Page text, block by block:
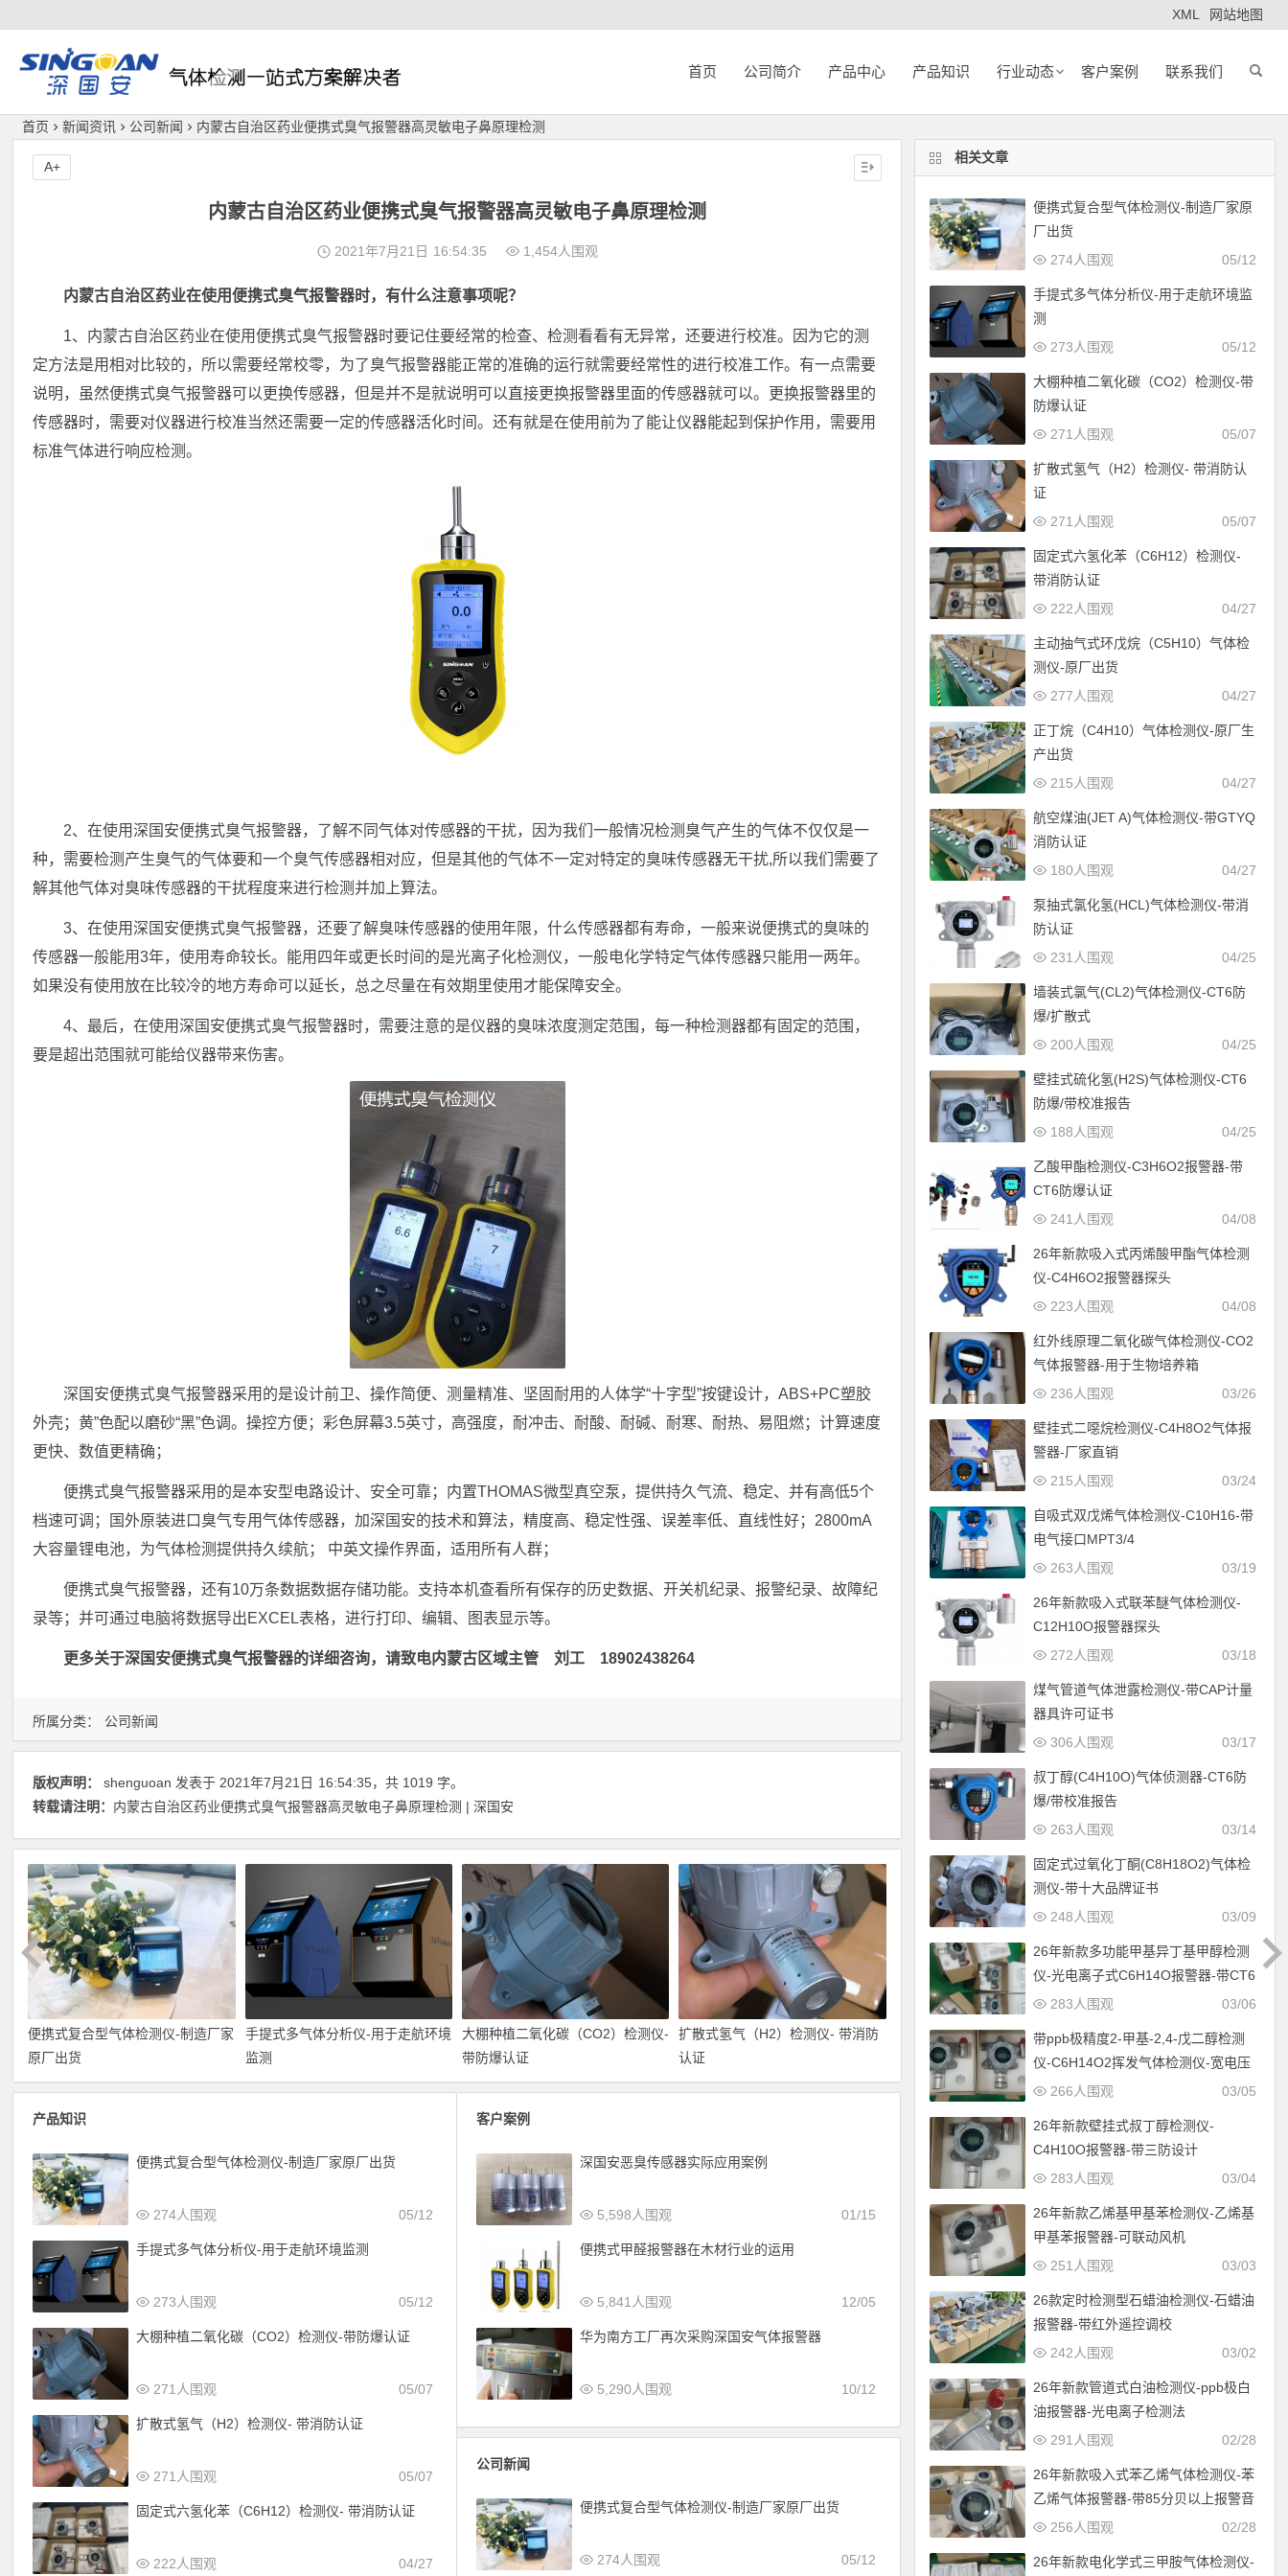
XML 网站地图
深国安
首页 公司简介 产品中心 产品知识 行业动态 客户案例 联系我们
首页 新闻资讯 公司新闻 内蒙古自治区药业便携式臭气报警器高灵敏电子鼻原理检测
内蒙古自治区药业便携式臭气报警器高灵敏电子鼻原理检测
2021年7月21日 16:54:35 1,454人围观
内蒙古自治区药业在使用便携式臭气报警器时，有什么注意事项呢？
1、内蒙古自治区药业在使用便携式臭气报警器时要记住要经常的检查、检测看看有无异常，还要进行校准。因为它的测
定方法是用相对比较的，所以需要经常校零，为了臭气报警器能正常的准确的运行就需要经常性的进行校准工作。有一点需要
说明，虽然便携式臭气报警器可以更换传感器，但是并不是就说明可以直接更换报警器里面的传感器就可以。更换报警器里的
传感器时，需要对仪器进行校准当然还需要一定的传感器活化时间。还有就是在使用前为了能让仪器能起到保护作用，需要用
标准气体进行响应检测。
2、在使用深国安便携式臭气报警器，了解不同气体对传感器的干扰，因为我们一般情况检测臭气产生的气体不仅仅是一
种，需要检测产生臭气的气体要和一个臭气传感器相对应，但是其他的气体不一定对特定的臭味传感器无干扰,所以我们需要了
解其他气体对臭味传感器的干扰程度来进行检测并加上算法。
3、在使用深国安便携式臭气报警器，还要了解臭味传感器的使用年限，什么传感器都有寿命，一般来说便携式的臭味的
传感器一般能用3年，使用寿命较长。能用四年或更长时间的是光离子化检测仪，一般电化学特定气体传感器只能用一两年。
如果没有使用放在比较冷的地方寿命可以延长，总之尽量在有效期里使用才能保障安全。
4、最后，在使用深国安便携式臭气报警器时，需要注意的是仪器的臭味浓度测定范围，每一种检测器都有固定的范围，
要是超出范围就可能给仪器带来伤害。
深国安便携式臭气报警器采用的是设计前卫、操作简便、测量精准、坚固耐用的人体学“十字型”按键设计，ABS+PC塑胶
外壳；黄”色配以磨砂“黑”色调。操控方便；彩色屏幕3.5英寸，高强度，耐冲击、耐酸、耐碱、耐寒、耐热、易阻燃；计算速度
更快、数值更精确；
便携式臭气报警器采用的是本安型电路设计、安全可靠；内置THOMAS微型真空泵，提供持久气流、稳定、并有高低5个
档速可调；国外原装进口臭气专用气体传感器，加深国安的技术和算法，精度高、稳定性强、误差率低、直线性好；2800mA
大容量锂电池，为气体检测提供持久续航； 中英文操作界面，适用所有人群；
便携式臭气报警器，还有10万条数据数据存储功能。支持本机查看所有保存的历史数据、开关机纪录、报警纪录、故障纪
录等；并可通过电脑将数据导出EXCEL表格，进行打印、编辑、图表显示等。
更多关于深国安便携式臭气报警器的详细咨询，请致电内蒙古区域主管 刘工 18902438264
A+
所属分类： 公司新闻
版权声明： shenguoan 发表于 2021年7月21日 16:54:35，共 1019 字。
转载请注明： 内蒙古自治区药业便携式臭气报警器高灵敏电子鼻原理检测 | 深国安
便携式复合型气体检测仪-制造厂家
原厂出货
手提式多气体分析仪-用于走航环境
监测
大棚种植二氧化碳（CO2）检测仪-
带防爆认证
扩散式氢气（H2）检测仪- 带消防
认证
产品知识
便携式复合型气体检测仪-制造厂家原厂出货
05/12
274人围观
手提式多气体分析仪-用于走航环境监测
05/12
273人围观
大棚种植二氧化碳（CO2）检测仪-带防爆认证
05/07
271人围观
扩散式氢气（H2）检测仪- 带消防认证
05/07
271人围观
固定式六氢化苯（C6H12）检测仪- 带消防认证
04/27
222人围观
客户案例
深国安恶臭传感器实际应用案例
01/15
5,598人围观
便携式甲醛报警器在木材行业的运用
12/05
5,841人围观
华为南方工厂再次采购深国安气体报警器
10/12
5,290人围观
公司新闻
便携式复合型气体检测仪-制造厂家原厂出货
05/12
274人围观
相关文章
便携式复合型气体检测仪-制造厂家原
厂出货
05/12
274人围观
手提式多气体分析仪-用于走航环境监
测
05/12
273人围观
大棚种植二氧化碳（CO2）检测仪-带
防爆认证
05/07
271人围观
扩散式氢气（H2）检测仪- 带消防认
证
05/07
271人围观
固定式六氢化苯（C6H12）检测仪-
带消防认证
04/27
222人围观
主动抽气式环戊烷（C5H10）气体检
测仪-原厂出货
04/27
277人围观
正丁烷（C4H10）气体检测仪-原厂生
产出货
04/27
215人围观
航空煤油(JET A)气体检测仪-带GTYQ
消防认证
04/27
180人围观
泵抽式氯化氢(HCL)气体检测仪-带消
防认证
04/25
231人围观
墙装式氯气(CL2)气体检测仪-CT6防
爆/扩散式
04/25
200人围观
壁挂式硫化氢(H2S)气体检测仪-CT6
防爆/带校准报告
04/25
188人围观
乙酸甲酯检测仪-C3H6O2报警器-带
CT6防爆认证
04/08
241人围观
26年新款吸入式丙烯酸甲酯气体检测
仪-C4H6O2报警器探头
04/08
223人围观
红外线原理二氧化碳气体检测仪-CO2
气体报警器-用于生物培养箱
03/26
236人围观
壁挂式二噁烷检测仪-C4H8O2气体报
警器-厂家直销
03/24
215人围观
自吸式双戊烯气体检测仪-C10H16-带
电气接口MPT3/4
03/19
263人围观
26年新款吸入式联苯醚气体检测仪-
C12H10O报警器探头
03/18
272人围观
煤气管道气体泄露检测仪-带CAP计量
器具许可证书
03/17
306人围观
叔丁醇(C4H10O)气体侦测器-CT6防
爆/带校准报告
03/14
263人围观
固定式过氧化丁酮(C8H18O2)气体检
测仪-带十大品牌证书
03/09
248人围观
26年新款多功能甲基异丁基甲醇检测
仪-光电离子式C6H14O报警器-带CT6
防爆设计
03/06
283人围观
带ppb极精度2-甲基-2,4-戊二醇检测
仪-C6H14O2挥发气体检测仪-宽电压
12-30V供电
03/05
266人围观
26年新款壁挂式叔丁醇检测仪-
C4H10O报警器-带三防设计
03/04
283人围观
26年新款乙烯基甲基苯检测仪-乙烯基
甲基苯报警器-可联动风机
03/03
251人围观
26款定时检测型石蜡油检测仪-石蜡油
报警器-带红外遥控调校
03/02
242人围观
26年新款管道式白油检测仪-ppb极白
油报警器-光电离子检测法
02/28
291人围观
26年新款吸入式苯乙烯气体检测仪-苯
乙烯气体报警器-带85分贝以上报警音
02/28
256人围观
26年新款电化学式三甲胺气体检测仪-